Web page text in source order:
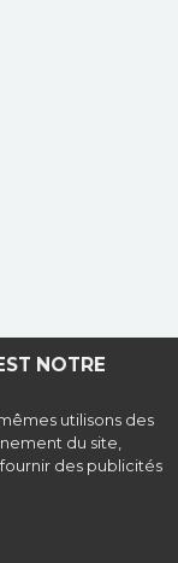
NOTRE
utilisons des
du site,
des publicités